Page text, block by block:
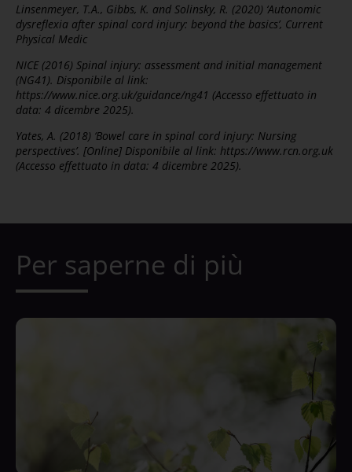
Linsenmeyer, T.A., Gibbs, K. and Solinsky, R. (2020) ‘Autonomic
dysreflexia after spinal cord injury: beyond the basics’, Current
Physical Medic
NICE (2016) Spinal injury: assessment and initial management
(NG41). Disponibile al link:
https://www.nice.org.uk/guidance/ng41 (Accesso effettuato in
data: 4 dicembre 2025).
Yates, A. (2018) ‘Bowel care in spinal cord injury: Nursing
perspectives’. [Online] Disponibile al link: https://www.rcn.org.uk
(Accesso effettuato in data: 4 dicembre 2025).
Per saperne di più